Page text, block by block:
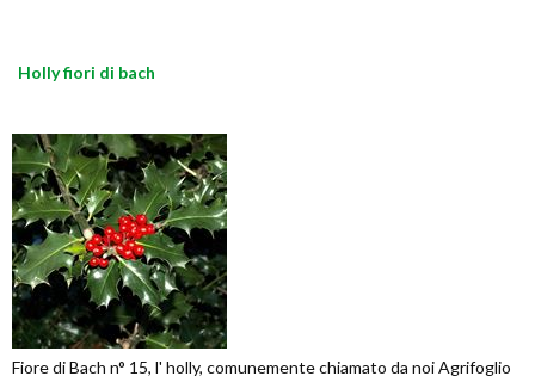
Holly fiori di bach
Fiore di Bach n° 15, l' holly, comunemente chiamato da noi Agrifoglio